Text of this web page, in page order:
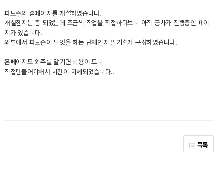
파도손의 홈페이지를 개설하였습니다.
개설한지는 좀 되었는데 조금씩 작업을 직접하다보니 아직 공사가 진행중인 페이
지가 있습니다.
외부에서 파도손이 무엇을 하는 단체인지 알기쉽게 구성하였습니다.
홈페이지도 외주를 맡기면 비용이 드니
직접만들어야해서 시간이 지체되었습니다..
목록